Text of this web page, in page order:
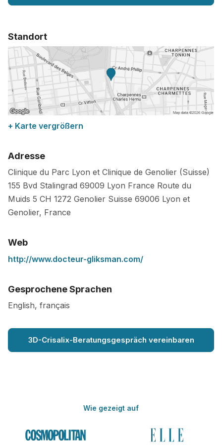
Standort
+ Karte vergrößern
Adresse
Clinique du Parc Lyon et Clinique de Genolier (Suisse)
155 Bvd Stalingrad 69009 Lyon France Route du
Muids 5 CH 1272 Genolier Suisse 69006 Lyon et
Genolier, France
Web
http://www.docteur-gliksman.com/
Gesprochene Sprachen
English, français
3D-Crisalix-Beratungsgespräch vereinbaren
Wie gezeigt auf